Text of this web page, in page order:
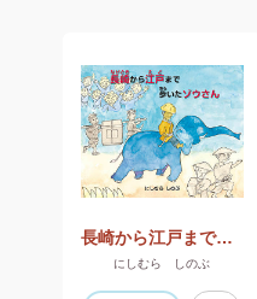
長崎から江戸まで歩いたゾウさん
にしむら しのぶ